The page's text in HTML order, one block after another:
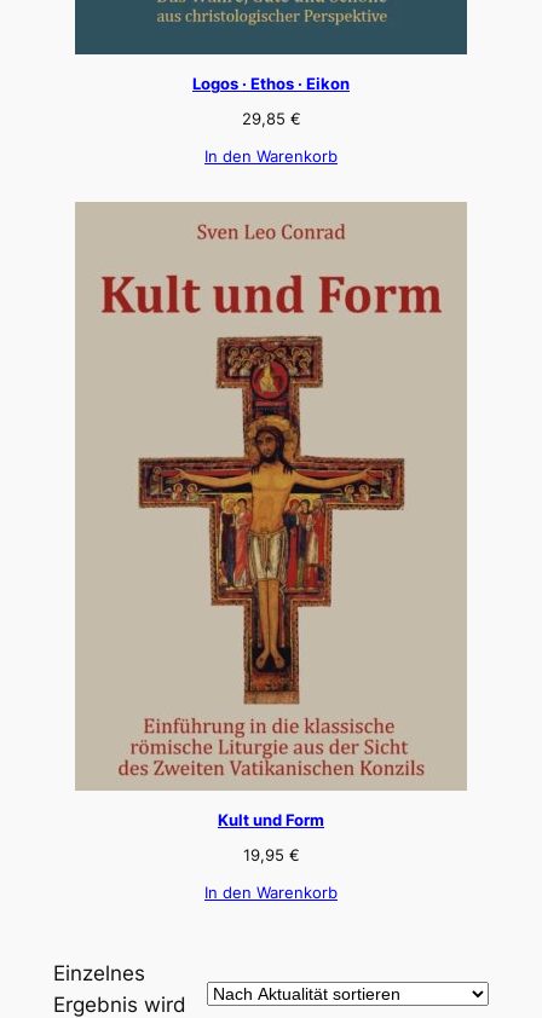
Logos · Ethos · Eikon
29,85 €
In den Warenkorb
Kult und Form
19,95 €
In den Warenkorb
Einzelnes
Ergebnis wird